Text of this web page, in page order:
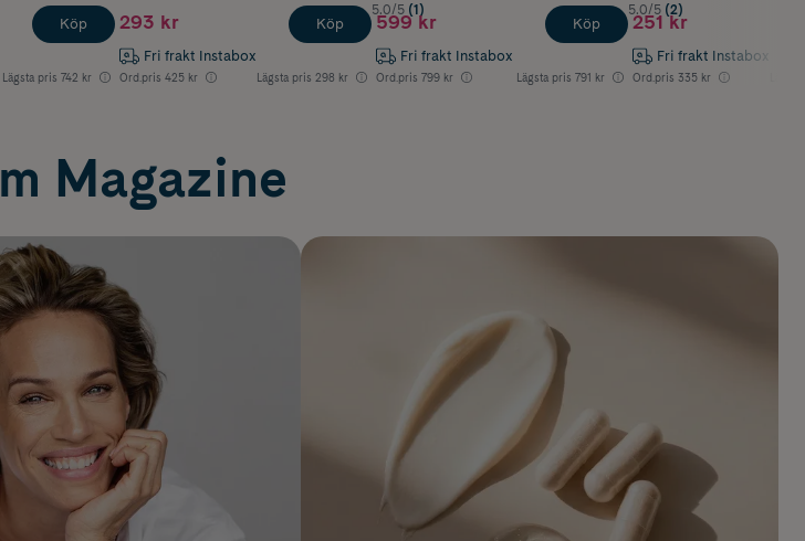
Lägsta pris 742 kr
Köp 293 kr
Fri frakt Instabox
Ord.pris 425 kr Lägsta pris 298 kr
Köp
5.0/5 (1)
599 kr
Fri frakt Instabox
Ord.pris 799 kr Lägsta pris 791 kr
Köp
5.0/5 (2)
251 kr
Fri frakt Instabox
Ord.pris 335 kr
Magazine